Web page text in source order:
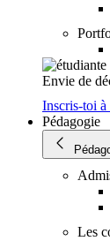
Envie de
Inscris-toi à
Pédagogie
Les